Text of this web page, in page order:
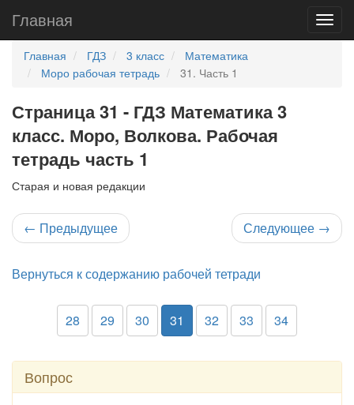
Главная
Главная ГДЗ 3 класс
Математика
Моро рабочая тетрадь
31. Часть 1
Страница 31 - ГДЗ Математика 3
класс. Моро, Волкова. Рабочая
тетрадь часть 1
Старая и новая редакции
← Предыдущее Следующее →
Вернуться к содержанию рабочей тетради
28 29 30 31 32 33 34
Вопрос